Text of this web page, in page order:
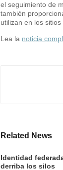
el seguimiento de
también
utilizan en los
Lea la noticia
Related News
Identidad
derriba los silos